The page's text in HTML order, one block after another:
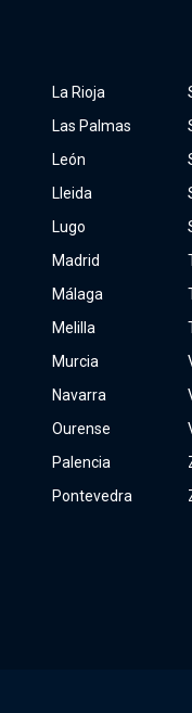
La Rioja
Las Palmas
León
Lleida
Lugo
Madrid
Málaga
Melilla
Murcia
Navarra
Ourense
Palencia
Pontevedra